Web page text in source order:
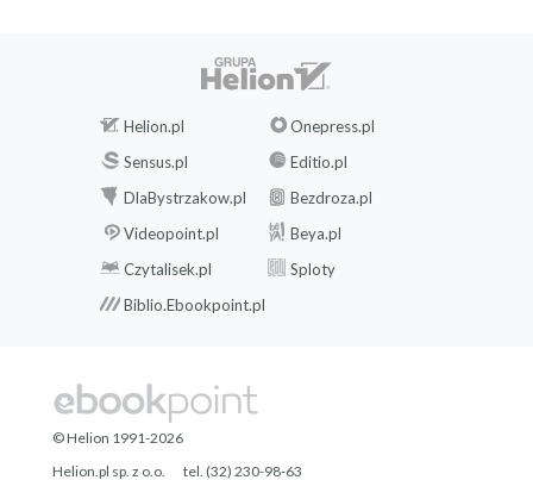
Helion.pl
Onepress.pl
Sensus.pl
Editio.pl
DlaBystrzakow.pl
Bezdroza.pl
Videopoint.pl
Beya.pl
Czytalisek.pl
Sploty
Biblio.Ebookpoint.pl
© Helion 1991-2026
Helion.pl sp. z o.o.
tel. (32) 230-98-63